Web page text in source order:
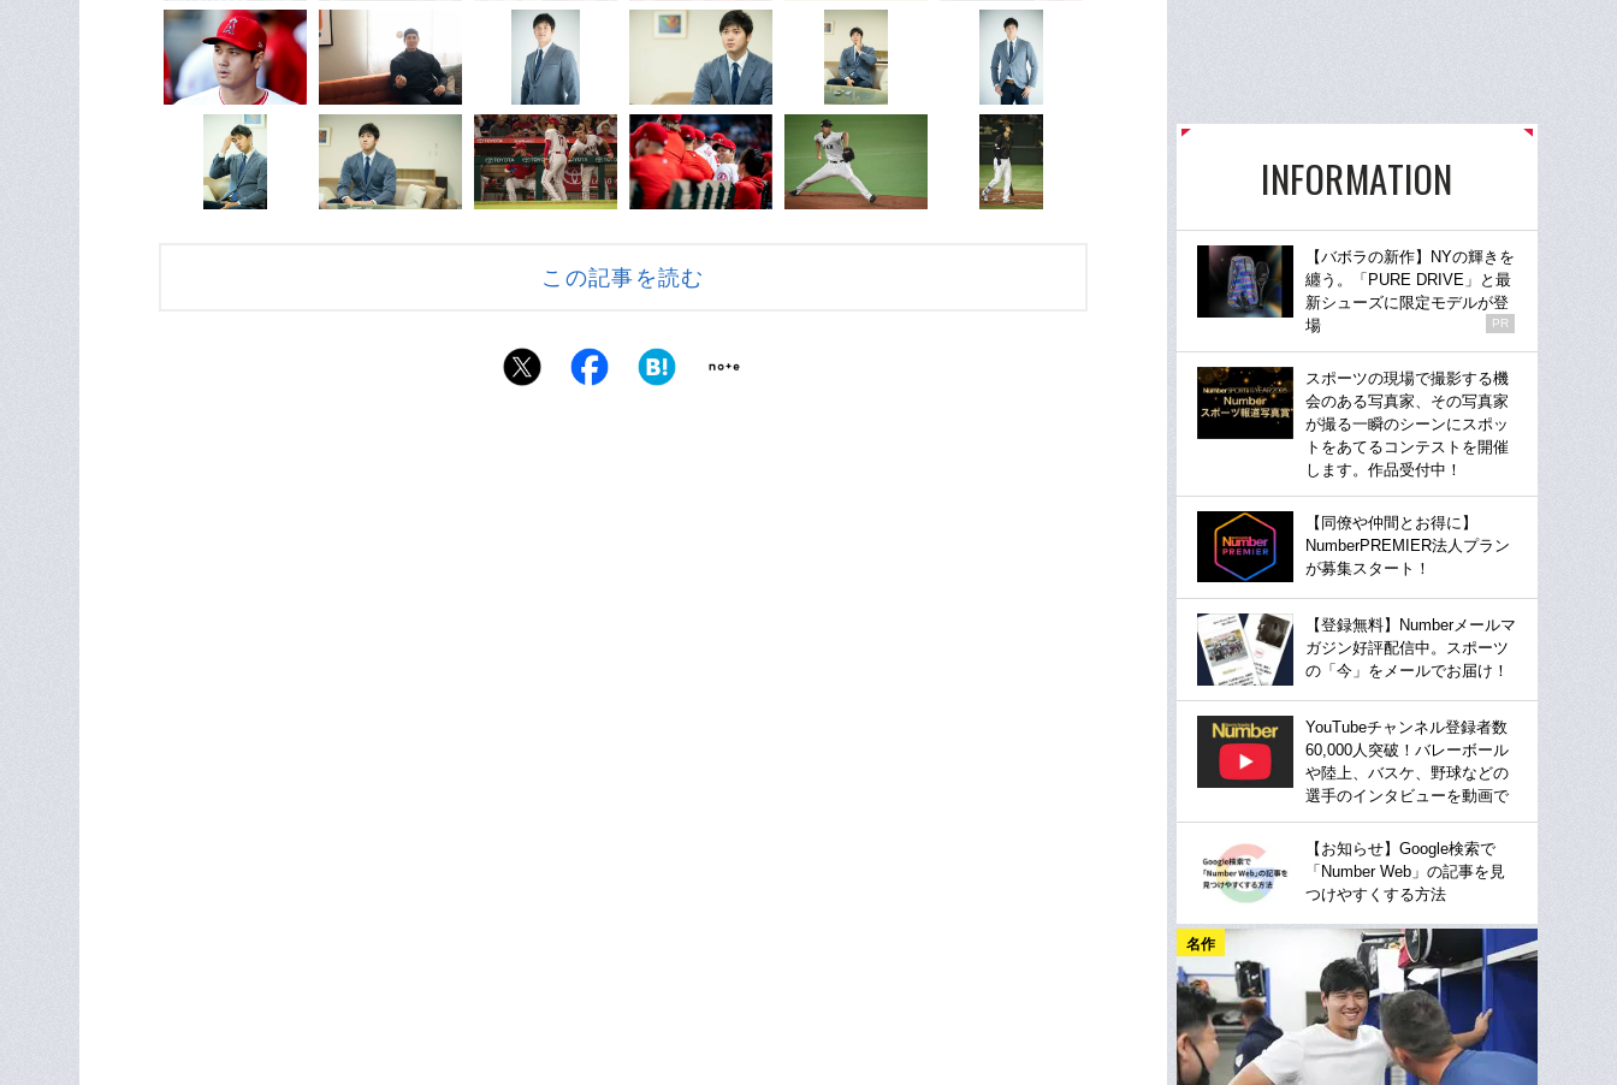
この記事を読む
INFORMATION
【バボラの新作】NYの輝きを
纏う。「PURE DRIVE」と最
新シューズに限定モデルが登
場
PR
スポーツの現場で撮影する機
会のある写真家、その写真家
が撮る一瞬のシーンにスポッ
トをあてるコンテストを開催
します。作品受付中！
【同僚や仲間とお得に】
NumberPREMIER法人プラン
が募集スタート！
【登録無料】Numberメールマ
ガジン好評配信中。スポーツ
の「今」をメールでお届け！
YouTubeチャンネル登録者数
60,000人突破！バレーボール
や陸上、バスケ、野球などの
選手のインタビューを動画で
【お知らせ】Google検索で
「Number Web」の記事を見
つけやすくする方法
名作